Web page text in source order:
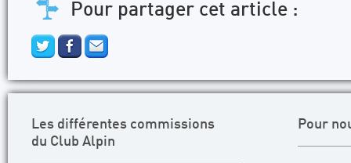
Pour partager cet article :
Les différentes commissions
du Club Alpin
Pour